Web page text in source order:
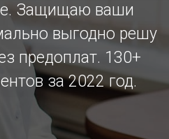
Защищаю ваши
выгодно решу
предоплат. 130+
за 2022 год.